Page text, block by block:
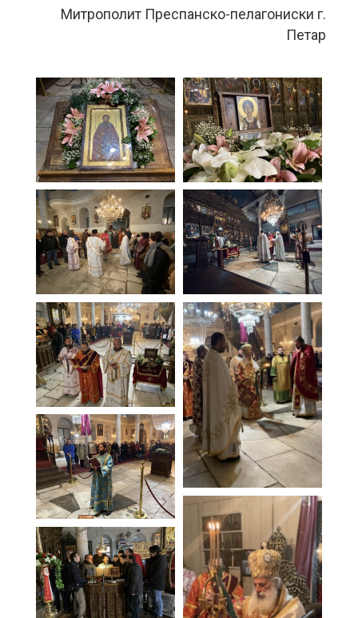
Митрополит Преспанско-пелагониски г.
Петар